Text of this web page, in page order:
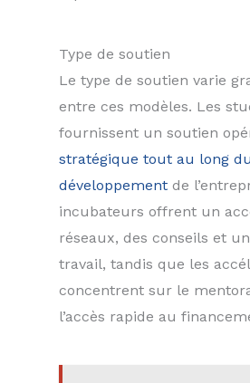
Type de soutien
Le type de soutien varie
entre ces modèles. Les
fournissent un soutien
stratégique tout au long du
développement de
incubateurs offrent un
réseaux, des conseils et
travail, tandis que les
concentrent sur le
l’accès rapide au